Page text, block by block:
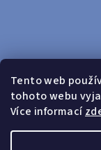
Tento web
tohoto webu
Více informací